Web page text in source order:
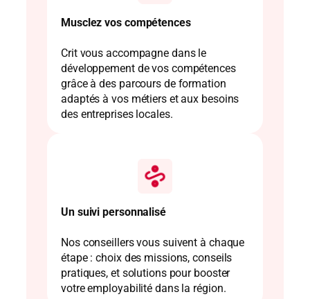
Musclez vos compétences
Crit vous accompagne dans le
développement de vos compétences
grâce à des parcours de formation
adaptés à vos métiers et aux besoins
des entreprises locales.
Un suivi personnalisé
Nos conseillers vous suivent à chaque
étape : choix des missions, conseils
pratiques, et solutions pour booster
votre employabilité dans la région.